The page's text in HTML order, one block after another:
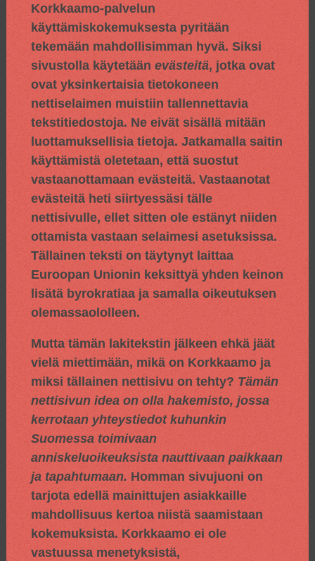
Korkkaamo-palvelun
käyttämiskokemuksesta pyritään
tekemään mahdollisimman hyvä. Siksi
sivustolla käytetään evästeitä, jotka ovat
ovat yksinkertaisia tietokoneen
nettiselaimen muistiin tallennettavia
tekstitiedostoja. Ne eivät sisällä mitään
luottamuksellisia tietoja. Jatkamalla saitin
käyttämistä oletetaan, että suostut
vastaanottamaan evästeitä. Vastaanotat
evästeitä heti siirtyessäsi tälle
nettisivulle, ellet sitten ole estänyt niiden
ottamista vastaan selaimesi asetuksissa.
Tällainen teksti on täytynyt laittaa
Euroopan Unionin keksittyä yhden keinon
lisätä byrokratiaa ja samalla oikeutuksen
olemassaololleen.
Mutta tämän lakitekstin jälkeen ehkä jäät
vielä miettimään, mikä on Korkkaamo ja
miksi tällainen nettisivu on tehty? Tämän
nettisivun idea on olla hakemisto, jossa
kerrotaan yhteystiedot kuhunkin
Suomessa toimivaan
anniskeluoikeuksista nauttivaan paikkaan
ja tapahtumaan. Homman sivujuoni on
tarjota edellä mainittujen asiakkaille
mahdollisuus kertoa niistä saamistaan
kokemuksista. Korkkaamo ei ole
vastuussa menetyksistä,